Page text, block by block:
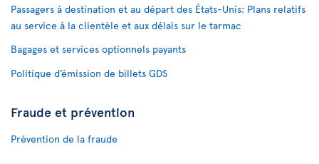
Passagers à destination et au départ des États-Unis: Plans relatifs
au service à la clientèle et aux délais sur le tarmac
Bagages et services optionnels payants
Politique d’émission de billets GDS
Fraude et prévention
Prévention de la fraude